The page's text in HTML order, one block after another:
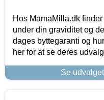
Hos MamaMilla.dk
under din graviditet og
dages byttegaranti og
her for at se deres
Se